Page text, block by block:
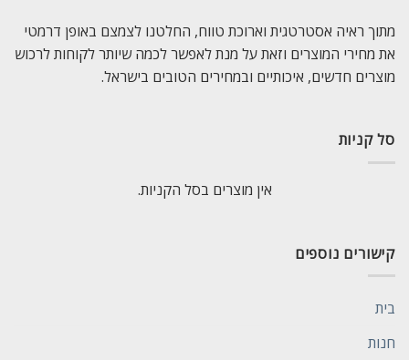
מתוך ראיה אסטרטגית וארוכת טווח, החלטנו לצמצם באופן דרמטי
את מחירי המוצרים וזאת על מנת לאפשר לכמה שיותר לקוחות לרכוש
מוצרים חדשים, איכותיים ובמחירים הטובים בישראל.
סל קניות
אין מוצרים בסל הקניות.
קישורים נוספים
בית
חנות